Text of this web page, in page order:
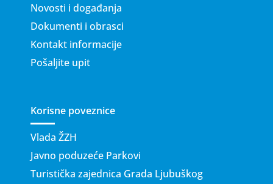
Novosti i događanja
Dokumenti i obrasci
Kontakt informacije
Pošaljite upit
Korisne poveznice
Vlada ŽZH
Javno poduzeće Parkovi
Turistička zajednica Grada Ljubuškog